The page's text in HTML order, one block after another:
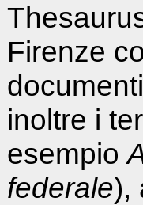
Firenze
inoltre i
esempio
federale),